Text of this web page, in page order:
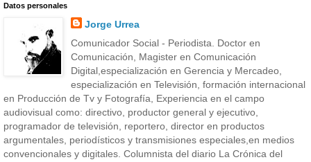
Datos personales
Jorge Urrea
Comunicador Social - Periodista. Doctor en
Comunicación, Magister en Comunicación
Digital,especialización en Gerencia y Mercadeo,
especialización en Televisión, formación internacional
en Producción de Tv y Fotografía, Experiencia en el campo
audiovisual como: directivo, productor general y ejecutivo,
programador de televisión, reportero, director en productos
argumentales, periodísticos y transmisiones especiales,en medios
convencionales y digitales. Columnista del diario La Crónica del